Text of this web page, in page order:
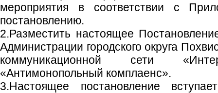
мероприятия в соответствии с
постановлению.
2.Разместить настоящее
Администрации городского округа
коммуникационной сети
«Антимонопольный комплаенс».
3.Настоящее постановление